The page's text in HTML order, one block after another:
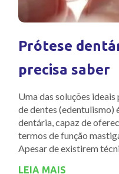
Prótese
precisa saber
Uma das soluções
de dentes (edentulismo)
dentária, capaz de
termos de função
Apesar de existirem
LEIA MAIS